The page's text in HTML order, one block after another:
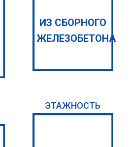
ИЗ СБОРНОГО
ЖЕЛЕЗОБЕТОНА
ЭТАЖНОСТЬ